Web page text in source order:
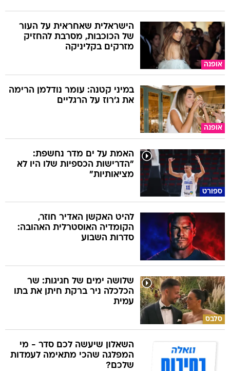
אופנה
הישראלית שאחראית על העור
של הכוכבות, מסרבת להחזיק
מזרקים בקליניקה
אופנה
במיני קטנה: עומר נודלמן הרימה
את ג'רוז על הרגליים
ספורט
האמת על ים מדר נחשפת:
"הדרישות הכספיות שלו היו לא
מציאותיות"
להיט האקשן האדיר חוזר,
הקומדיה האוסטרלית האהובה:
סדרות השבוע
סלבס
שלושה ימים של חגיגות: שר
הכלכלה ניר ברקת חיתן את בתו
עמית
השאלון שיעשה לכם סדר - מי
המפלגה שהכי מתאימה לעמדות
שלכם?